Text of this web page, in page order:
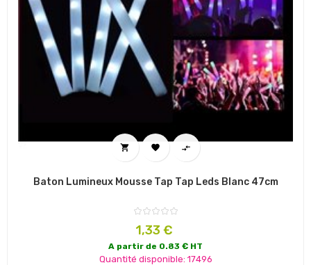
  
Baton Lumineux Mousse Tap Tap Leds Blanc 47cm
Prix
1,33 €
A partir de 0.83 € HT
Quantité disponible: 17496